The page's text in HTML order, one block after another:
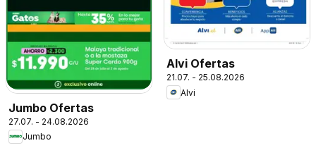
Jumbo Ofertas
27.07. - 24.08.2026
Jumbo
Alvi Ofertas
21.07. - 25.08.2026
Alvi